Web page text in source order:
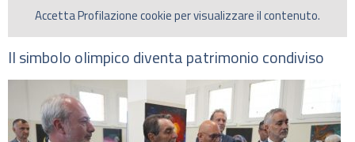
AccettaProfilazionecookie per visualizzare il contenuto.
Il simbolo olimpico diventa patrimonio condiviso